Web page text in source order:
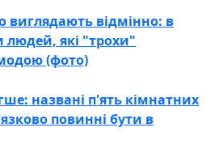
відмінно: в
людей, які "трохи"
(фото)
названі п'ять кімнатних
повинні бути в